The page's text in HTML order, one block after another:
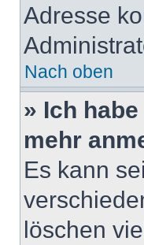
Adresse
Nach oben
» Ich
mehr
Es kann
löschen